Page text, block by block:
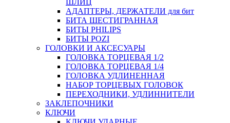
ШЛИЦ
АДАПТЕРЫ, ДЕРЖАТЕЛИ для бит
БИТА ШЕСТИГРАННАЯ
БИТЫ PHILIPS
БИТЫ POZI
ГОЛОВКИ И АКСЕСУАРЫ
ГОЛОВКА ТОРЦЕВАЯ 1/2
ГОЛОВКА ТОРЦЕВАЯ 1/4
ГОЛОВКА УДЛИНЕННАЯ
НАБОР ТОРЦЕВЫХ ГОЛОВОК
ПЕРЕХОДНИКИ, УДЛИННИТЕЛИ
ЗАКЛЕПОЧНИКИ
КЛЮЧИ